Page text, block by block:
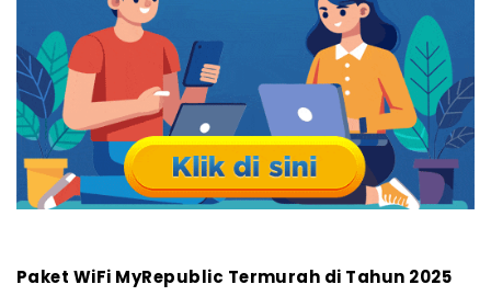
Paket WiFi MyRepublic Termurah di Tahun 2025